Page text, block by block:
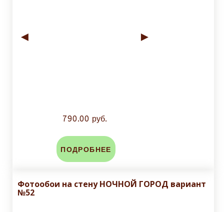
◄ ►
790.00 руб.
ПОДРОБНЕЕ
Фотообои на стену НОЧНОЙ ГОРОД вариант
№52